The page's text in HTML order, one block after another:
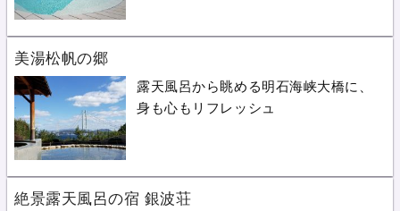
美湯松帆の郷
露天風呂から眺める明石海峡大橋に、
身も心もリフレッシュ
絶景露天風呂の宿 銀波荘